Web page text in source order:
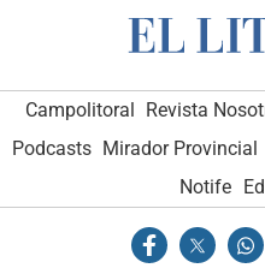
Campolitoral Revista
Podcasts Mirador Provincial
Notife